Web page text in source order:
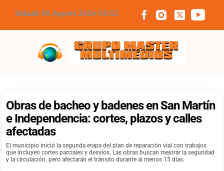
Sábado 08 Agosto 2026 03:52
Grupo Master Multimedios
Obras de bacheo y badenes en San Martín
e Independencia: cortes, plazos y calles
afectadas
El municipio inició la segunda etapa del plan de reparación vial con trabajos
que incluyen cortes parciales y desvíos. Las obras buscan mejorar la seguridad
y la circulación, pero afectarán el tránsito durante al menos 15 días.